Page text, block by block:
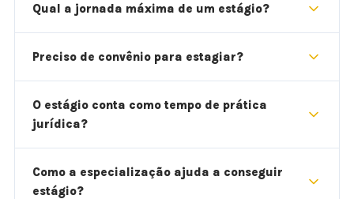
Qual a jornada máxima de um estágio?
Preciso de convênio para estagiar?
O estágio conta como tempo de prática
jurídica?
Como a especialização ajuda a conseguir
estágio?